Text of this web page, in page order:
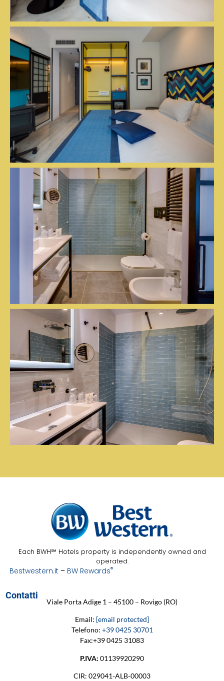
Each BWH℠ Hotels property is independently owned and
operated.
Bestwestern.it– BW Rewards®
Contatti
Viale Porta Adige 1 – 45100 – Rovigo (RO)
Email: [email protected]
Telefono: +39 0425 30701
Fax:+39 0425 31083
P.IVA: 01139920290
CIR: 029041-ALB-00003